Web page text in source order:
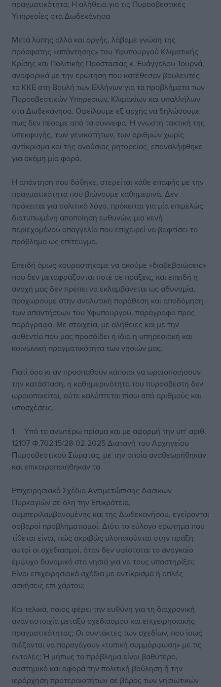
πραγματικότητα: Η αλήθεια για τις Πυροσβεστικές
Υπηρεσίες στα Δωδεκάνησα
Μετά λύπης αλλά και οργής, λάβαμε γνώση της
πρόσφατης «απάντησης» του Υφυπουργού Κλιματικής
Κρίσης και Πολιτικής Προστασίας κ. Ευάγγελου Τουρνά,
αναφορικά με την ερώτηση που κατέθεσαν βουλευτές
το ΚΚΕ στη Βουλή των Ελλήνων για τα προβλήματα των
Πυροσβεστικών Υπηρεσιών, Κλιμακίων και υπαλλήλων
στα Δωδεκάνησα. Οφείλουμε εξ αρχής να δηλώσουμε
πως δεν πέσαμε από τα σύννεφα. Η γνωστή τακτική της
υπεκφυγής, των γενικοτήτων, των αριθμών χωρίς
αντίκρισμα και της ανούσιας ρητορείας, επαναλήφθηκε
για ακόμη μία φορά.
Η απάντηση που δόθηκε, στερείται κάθε επαφής με την
πραγματικότητα που βιώνουμε καθημερινά. Δεν
πρόκειται για πολιτικό λόγο, πρόκειται για μία επιμελώς
διατυπωμένη αποποίηση ευθυνών, μια κενή
περιεχομένου απαγγελία που επιχειρεί να βαφτίσει το
πρόβλημα ως επίτευγμα.
Επειδή όμως κουραστήκαμε να ακούμε «διαβεβαιώσεις»
που δεν μεταφράζονται ποτέ σε πράξεις, και επειδή η
ανοχή μας δεν πρέπει να εκλαμβάνεται ως αδυναμία,
προχωρούμε στην αναλυτική παράθεση και αποδόμηση
των απαντήσεων του Υφυπουργού, παράγραφο προς
παράγραφο. Με στοιχεία, με αλήθειες και με την
αυθεντία που μας προσδίδει η ίδια η υπηρεσιακή και
κοινωνική πραγματικότητα των νησιών μας.
Γιατί όσο κι αν προσπαθούν κάποιοι να ωραιοποιήσουν
την κατάσταση, η καθημερινότητα του πυροσβέστη δεν
ωραιοποιείται, ούτε καλύπτεται πίσω από αριθμούς και
υποσχέσεις.
1. Υπό το ανωτέρω πρίσμα και με αφορμή την υπ’ αριθ.
12107 Φ.702.15/28-02-2025 Διαταγή του Αρχηγείου
Πυροσβεστικού Σώματος, με την οποία αναθεωρήθηκαν
και επικαιροποιήθηκαν τα
Επιχειρησιακά Σχέδια Αντιμετώπισης Δασικών
Πυρκαγιών σε όλη την Επικράτεια,
συμπεριλαμβανομένης και της Δωδεκανήσου, εγείρονται
σοβαροί προβληματισμοί. Διότι το εύλογο ερώτημα που
τίθεται είναι, πώς ακριβώς υλοποιούνται στην πράξη
αυτοί οι σχεδιασμοί, όταν δεν υφίσταται το αναγκαίο
έμψυχο δυναμικό στα νησιά για να τους υποστηρίξει;
Είναι επιχειρησιακά σχέδια με αντίκρισμα ή απλές
ασκήσεις επί χάρτου;
Και τελικά, ποιος φέρει την ευθύνη για τη διαχρονική
αναντιστοιχία μεταξύ σχεδιασμού και επιχειρησιακής
πραγματικότητας; Οι συντάκτες των σχεδίων, που ίσως
πιέζονται να παραγάγουν «τυπική συμμόρφωση» με τις
εντολές; Ή μήπως το πρόβλημα είναι βαθύτερο,
συστημικό και αφορά την πολιτική βούληση ή την
ιεράρχηση προτεραιοτήτων σε βάρος των νησιωτικών